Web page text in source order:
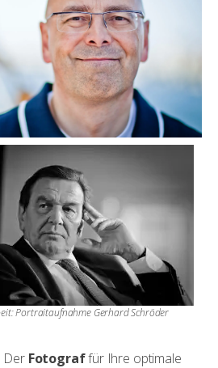
Portraitaufnahme Gerhard Schröder
: Der Fotograffür Ihre optimale